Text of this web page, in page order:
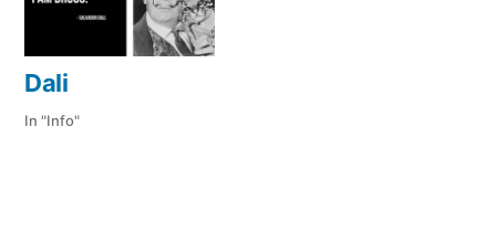
Dali
In "Info"